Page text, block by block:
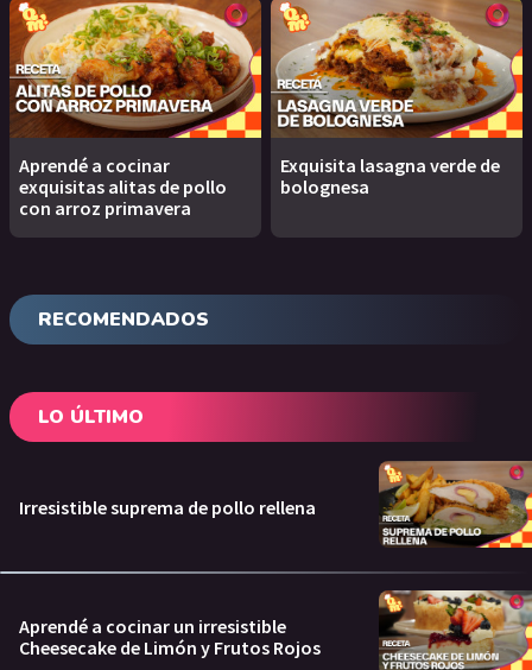
Aprendé a cocinar
exquisitas alitas de pollo
con arroz primavera
Exquisita lasagna verde de
bolognesa
RECOMENDADOS
LO ÚLTIMO
Irresistible suprema de pollo rellena
Aprendé a cocinar un irresistible
Cheesecake de Limón y Frutos Rojos